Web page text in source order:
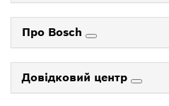
Про Bosch
Довідковий центр